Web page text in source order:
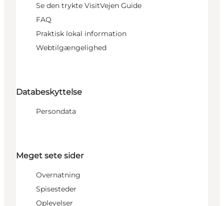
Se den trykte VisitVejen Guide
FAQ
Praktisk lokal information
Webtilgængelighed
Databeskyttelse
Persondata
Meget sete sider
Overnatning
Spisesteder
Oplevelser